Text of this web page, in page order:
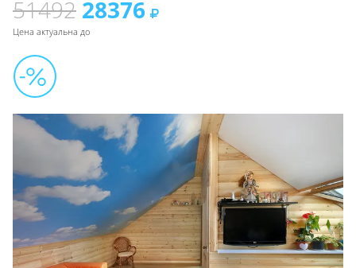
51492 28376
Цена актуальна до